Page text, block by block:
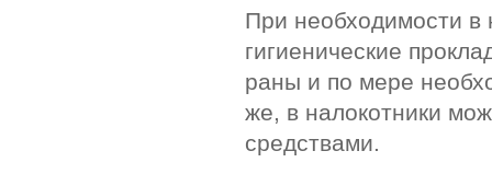
При необходимости в
гигиенические
раны и по мере
же, в налокотники
средствами.